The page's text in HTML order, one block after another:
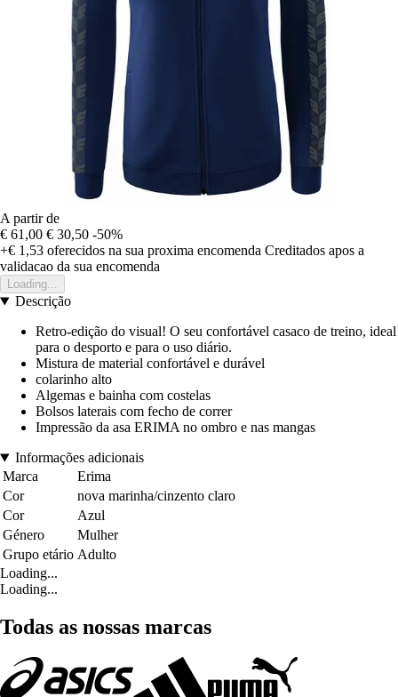
A partir de
€ 61,00 € 30,50 -50%
+€ 1,53 oferecidos na sua proxima encomenda Creditados apos a
validacao da sua encomenda
Loading...
Descrição
Retro-edição do visual! O seu confortável casaco de treino, ideal
para o desporto e para o uso diário.
Mistura de material confortável e durável
colarinho alto
Algemas e bainha com costelas
Bolsos laterais com fecho de correr
Impressão da asa ERIMA no ombro e nas mangas
Informações adicionais
Marca
Erima
Cor
nova marinha/cinzento claro
Cor
Azul
Género
Mulher
Grupo etário Adulto
Loading...
Loading...
Todas as nossas marcas